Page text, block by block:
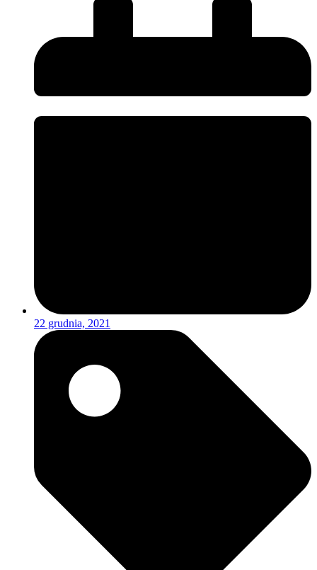
22 grudnia, 2021